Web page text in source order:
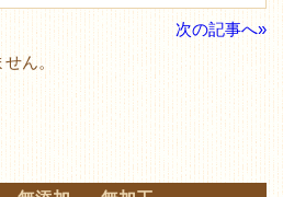
次の記事へ»
せん。